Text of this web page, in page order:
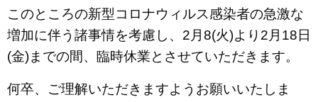
このところの新型コロナウィルス感染者の急激な
増加に伴う諸事情を考慮し、2月8(火)より2月18日
(金)までの間、臨時休業とさせていただきます。
何卒、ご理解いただきますようお願いいたしま